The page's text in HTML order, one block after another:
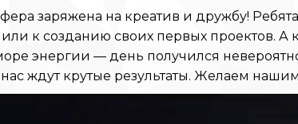
заряжена на креатив и дружбу!
к созданию своих первых проектов. А
энергии — день получился
ждут крутые результаты. Желаем